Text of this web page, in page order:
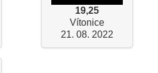
19,25
Vítonice
21. 08. 2022